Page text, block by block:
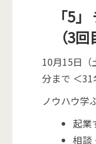
「5
（3回
10月15日（
分まで ＜31
ノウハウ学
起業
相談